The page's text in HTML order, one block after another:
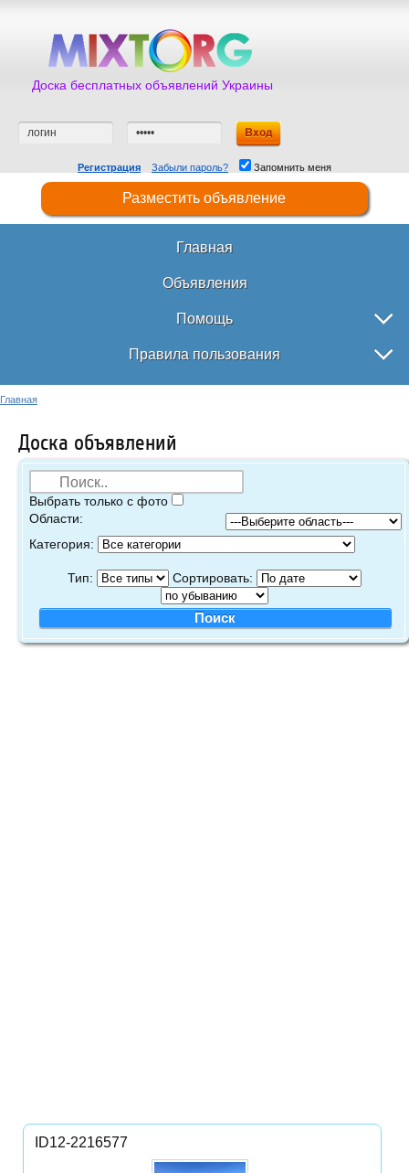
Доска бесплатных объявлений Украины
Регистрация Забыли пароль? Запомнить меня
Разместить объявление
Главная
Объявления
Помощь
Правила пользования
Главная
Доска объявлений
Выбрать только с фото
Области:
Категория:
Тип: Сортировать:
ID12-2216577